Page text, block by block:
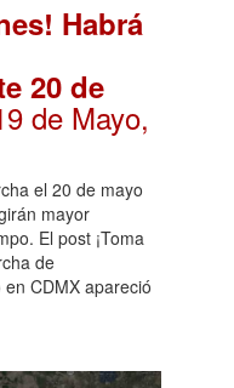
Habrá
20 de
de Mayo,
el 20 de mayo
mayor
El post ¡Toma
de
CDMX apareció